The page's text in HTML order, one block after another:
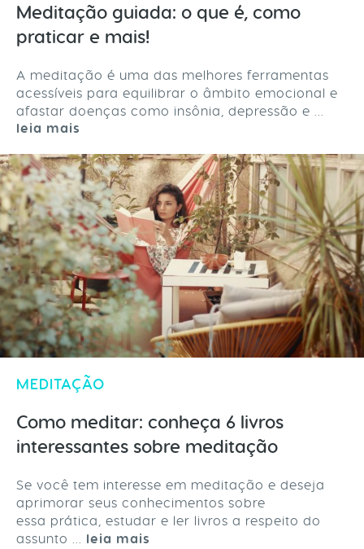
Meditação guiada: o que é, como
praticar e mais!
A meditação é uma das melhores ferramentas
acessíveis para equilibrar o âmbito emocional e
afastar doenças como insônia, depressão e ...
leia mais
MEDITAÇÃO
Como meditar: conheça 6 livros
interessantes sobre meditação
Se você tem interesse em meditação e deseja
aprimorar seus conhecimentos sobre
essa prática, estudar e ler livros a respeito do
assunto ... leia mais